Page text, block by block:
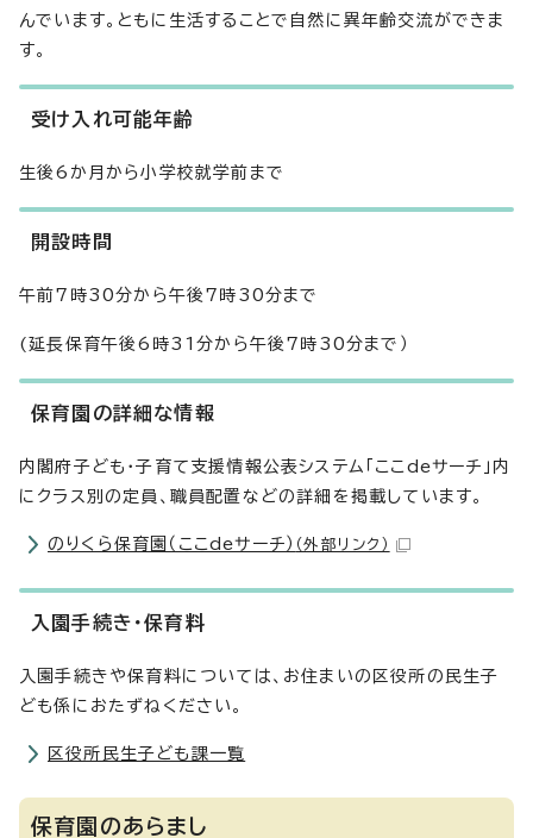
んでいます。ともに生活することで自然に異年齢交流ができま
す。
受け入れ可能年齢
生後6か月から小学校就学前まで
開設時間
午前7時30分から午後7時30分まで
(延長保育午後6時31分から午後7時30分まで）
保育園の詳細な情報
内閣府子ども・子育て支援情報公表システム「ここdeサーチ」内
にクラス別の定員、職員配置などの詳細を掲載しています。
のりくら保育園（ここdeサーチ） （外部リンク）
入園手続き・保育料
入園手続きや保育料については、お住まいの区役所の民生子
ども係におたずねください。
区役所民生子ども課一覧
保育園のあらまし